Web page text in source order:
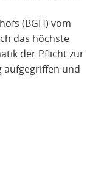
(BGH) vom
das höchste
der Pflicht zur
aufgegriffen und